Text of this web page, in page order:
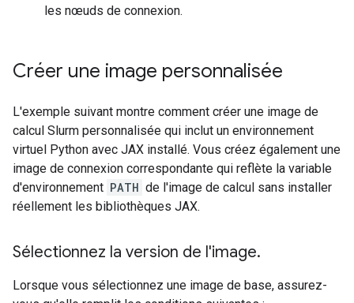
les nœuds de connexion.
Créer une image personnalisée
L'exemple suivant montre comment créer une image de
calcul Slurm personnalisée qui inclut un environnement
virtuel Python avec JAX installé. Vous créez également une
image de connexion correspondante qui reflète la variable
d'environnement PATH de l'image de calcul sans installer
réellement les bibliothèques JAX.
Sélectionnez la version de l'image.
Lorsque vous sélectionnez une image de base, assurez-